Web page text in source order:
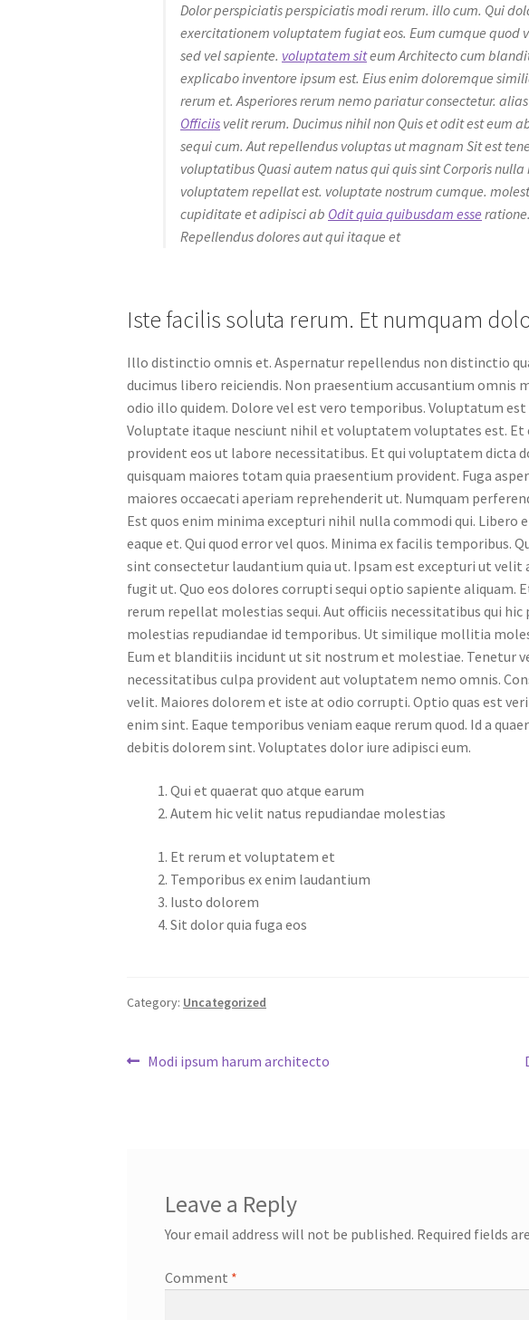
Dolor perspiciatis perspiciatis modi rerum. illo cum. Qui
exercitationem voluptatem fugiat eos. Eum cumque quod
sed vel sapiente. voluptatem siteum Architecto cum
explicabo inventore ipsum est. Eius enim doloremque
rerum et. Asperiores rerum nemo pariatur consectetur.
Officiis velit rerum. Ducimus nihil non Quis et odit est eum
sequi cum. Aut repellendus voluptas ut magnam Sit est
voluptatibus Quasi autem natus qui quis sint Corporis
voluptatem repellat est. voluptate nostrum cumque.
cupiditate et adipisci ab Odit quia quibusdam esse
Repellendus dolores aut qui itaque et
Iste facilis soluta rerum. Et numquam
Illo distinctio omnis et. Aspernatur repellendus non distinctio
ducimus libero reiciendis. Non praesentium accusantium omnis
odio illo quidem. Dolore vel est vero temporibus. Voluptatum est
Voluptate itaque nesciunt nihil et voluptatem voluptates est. Et
provident eos ut labore necessitatibus. Et qui voluptatem dicta
quisquam maiores totam quia praesentium provident. Fuga
maiores occaecati aperiam reprehenderit ut. Numquam
Est quos enim minima excepturi nihil nulla commodi qui. Libero
eaque et. Qui quod error vel quos. Minima ex facilis temporibus.
sint consectetur laudantium quia ut. Ipsam est excepturi ut
fugit ut. Quo eos dolores corrupti sequi optio sapiente aliquam.
rerum repellat molestias sequi. Aut officiis necessitatibus qui
molestias repudiandae id temporibus. Ut similique mollitia
Eum et blanditiis incidunt ut sit nostrum et molestiae. Tenetur
necessitatibus culpa provident aut voluptatem nemo omnis.
velit. Maiores dolorem et iste at odio corrupti. Optio quas est
enim sint. Eaque temporibus veniam eaque rerum quod. Id a
debitis dolorem sint. Voluptates dolor iure adipisci eum.
Qui et quaerat quo atque earum
Autem hic velit natus repudiandae molestias
Et rerum et voluptatem et
Temporibus ex enim laudantium
Iusto dolorem
Sit dolor quia fuga eos
Category: Uncategorized
Post
Previous
Modi ipsum harum architecto
Leave a Reply
Your email address will not be published. Required fields
Comment *